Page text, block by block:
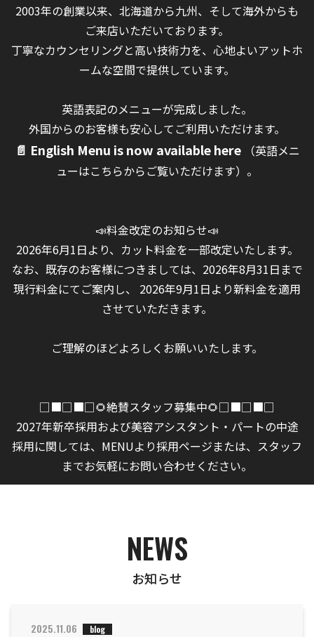
2003年の創業以来、北海道から九州、そして海外からも
ご来店いただいております。
丁寧なカウンセリングと高い技術力を、心地よいアットホ
ームな空間で提供しています。
英語表記のメニューが完成しました。
外国からのお客様も安心してご利用いただけます。
📄 English Menu is now available here
（英語メニ
ューはこちらからご覧いただけます）。
📣料金改定のお知らせ📣
2026年6月1日より、カット料金を一部改定いたします。
なお、既存のお客様につきましては、2026年8月31日まで
現行料金にてご案内し、 2026年9月1日より新料金を適用
させていただきます。
ご理解のほどよろしくお願いいたします。
□■□■□🌻絶賛スタッフ募集中🌻□■□■□
2027年新卒採用および美容アシスタント・パートの中途
採用に関しては、MENUより採用ページまたは、スタッフ
までお気軽にお問い合わせください。
NEWS
お知らせ
2025.11.06 blog